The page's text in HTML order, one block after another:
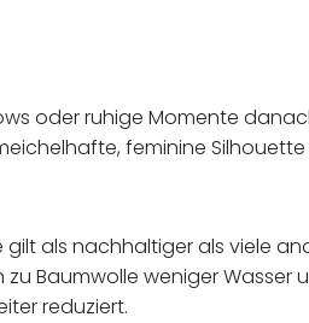
oder ruhige Momente
feminine Silhouette
als nachhaltiger als viele
Baumwolle weniger Wasser
reduziert.